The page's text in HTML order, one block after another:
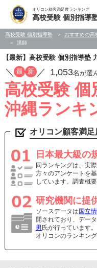
オリコン顧客満足度ランキング
高校受験 個別指導
高校受験 個別指導塾
おすすめの高
講師
【最新】高校受験 個別指導塾
／ 最 新 ／ 1,053名が選
高校受験 個
沖縄ランキ
オリコン顧客満
日本最大級の
同ランキングは、実
方々のアンケートを
しています。調査概
研究機関に提
ソースデータは 国立
開されており、デー
男 氏が行っています。
オリコンのランキン